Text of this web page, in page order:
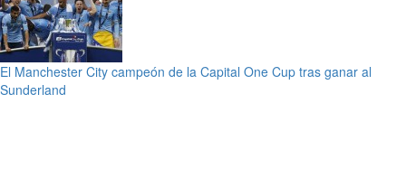
El Manchester City campeón de la Capital One Cup tras ganar al
Sunderland